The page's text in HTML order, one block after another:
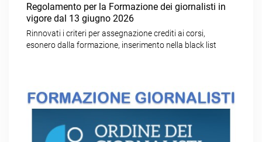
Regolamento per la Formazione dei giornalisti in
vigore dal 13 giugno 2026
Rinnovati i criteri per assegnazione crediti ai corsi,
esonero dalla formazione, inserimento nella black list